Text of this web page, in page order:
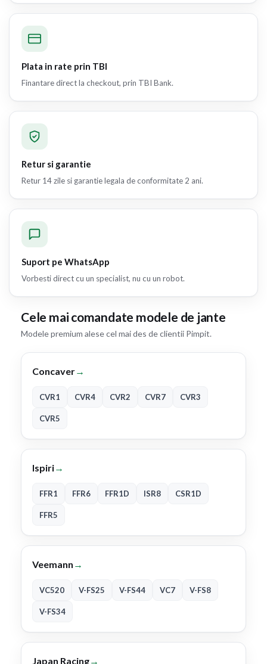
Plata in rate prin TBI
Finantare direct la checkout, prin TBI Bank.
Retur si garantie
Retur 14 zile si garantie legala de conformitate 2 ani.
Suport pe WhatsApp
Vorbesti direct cu un specialist, nu cu un robot.
Cele mai comandate modele de jante
Modele premium alese cel mai des de clientii Pimpit.
Concaver→
CVR1 CVR4 CVR2 CVR7 CVR3
CVR5
Ispiri→
FFR1 FFR6 FFR1D ISR8 CSR1D
FFR5
Veemann →
VC520 V-FS25 V-FS44 VC7 V-FS8
V-FS34
Japan Racing→